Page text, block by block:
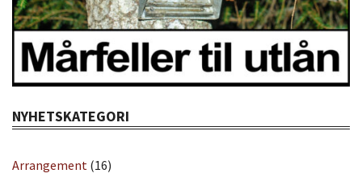
NYHETSKATEGORI
Arrangement (16)